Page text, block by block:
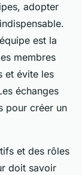
adopter
est la
membres
et évite les
échanges
pour créer un
et des rôles
doit savoir